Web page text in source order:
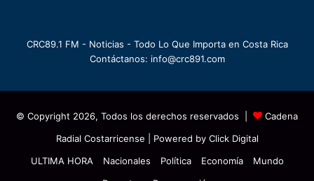
CRC89.1 FM - Noticias - Todo Lo Que Importa en Costa Rica
Contáctanos: info@crc891.com
© Copyright 2026, Todos los derechos reservados |
Cadena
Radial Costarricense | Powered by Click Digital
ULTIMA HORA
Nacionales Política Economía
Mundo